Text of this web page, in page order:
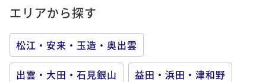
エリアから探す
松江・安来・玉造・奥出雲
出雲・大田・石見銀山 益田・浜田・津和野